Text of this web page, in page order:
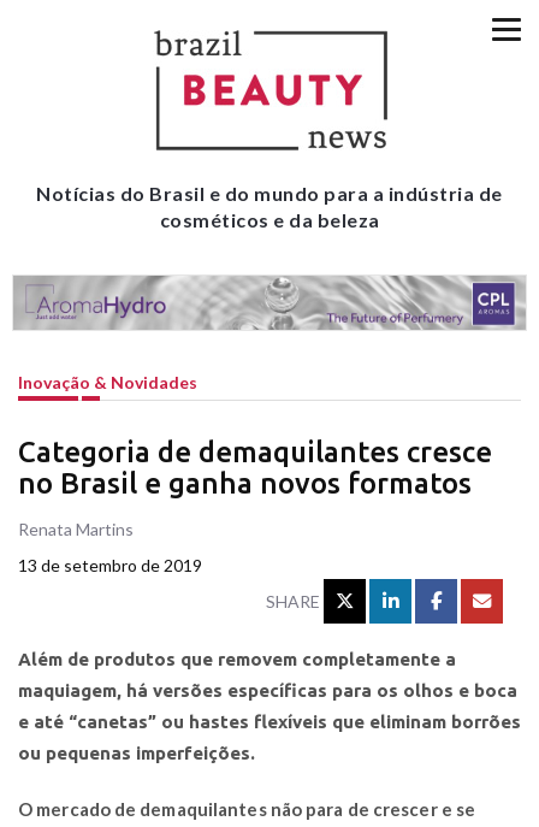
Notícias do Brasil e do mundo para a indústria de
cosméticos e da beleza
Inovação & Novidades
Categoria de demaquilantes cresce
no Brasil e ganha novos formatos
Renata Martins
13 de setembro de 2019
SHARE
Além de produtos que removem completamente a
maquiagem, há versões específicas para os olhos e boca
e até “canetas” ou hastes flexíveis que eliminam borrões
ou pequenas imperfeições.
O mercado de demaquilantes não para de crescer e se